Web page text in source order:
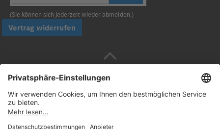
(Sie können sich jederzeit wieder abmelden.)
Vertrag widerrufen
Sicher bezahlen mit